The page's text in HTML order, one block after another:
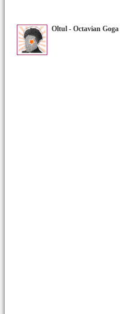
Oltul - Octavian Goga